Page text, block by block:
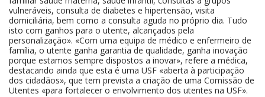
vulneráveis, consulta de diabetes e hipertensão, visita
domiciliária, bem como a consulta aguda no próprio dia. Tudo
isto com ganhos para o utente, alcançados pela
personalização». «Com uma equipa de médico e enfermeiro de
família, o utente ganha garantia de qualidade, ganha inovação
porque estamos sempre dispostos a inovar», refere a médica,
destacando ainda que esta é uma USF «aberta à participação
dos cidadãos», que tem prevista a criação de uma Comissão de
Utentes «para fortalecer o envolvimento dos utentes na USF».